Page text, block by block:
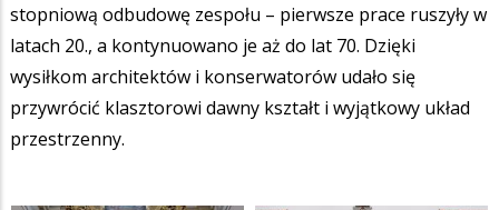
stopniową odbudowę zespołu – pierwsze prace ruszyły w
latach 20., a kontynuowano je aż do lat 70. Dzięki
wysiłkom architektów i konserwatorów udało się
przywrócić klasztorowi dawny kształt i wyjątkowy układ
przestrzenny.